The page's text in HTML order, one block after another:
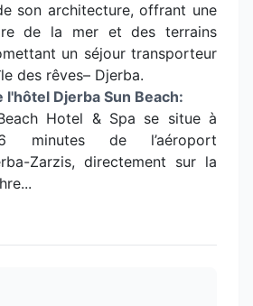
son architecture, offrant une
de la mer et des terrains
un séjour transporteur
des rêves– Djerba.
l'hôtel Djerba Sun Beach:
Hotel & Spa se situe à
minutes de l’aéroport
Zarzis, directement sur la